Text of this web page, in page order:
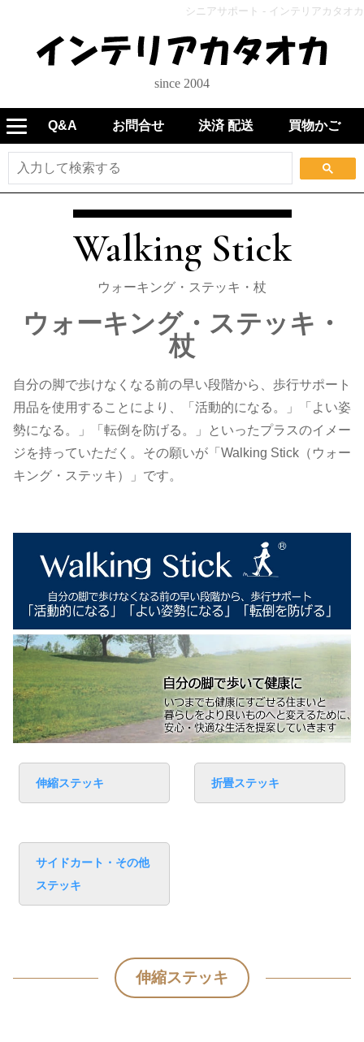
シニアサポート - インテリアカタオカ
since 2004
Walking Stick
ウォーキング・ステッキ・杖
ウォーキング・ステッキ・
杖
自分の脚で歩けなくなる前の早い段階から、歩行サポート
用品を使用することにより、「活動的になる。」「よい姿
勢になる。」「転倒を防げる。」といったプラスのイメー
ジを持っていただく。その願いが「Walking Stick（ウォー
キング・ステッキ）」です。
伸縮ステッキ 折畳ステッキ
サイドカート・その他
ステッキ
Q&A お問合せ 決済 配送 買物かご